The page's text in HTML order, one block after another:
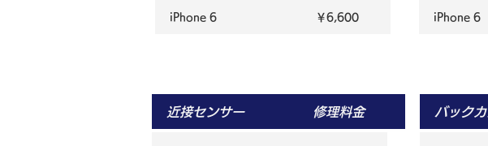
iPhone 6 ￥6,600 iPhone 6
近接センサー 修理料金 バック